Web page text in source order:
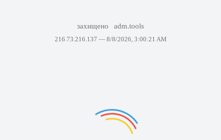
захищено adm.tools
216.73.216.137 — 8/8/2026, 3:00:21 AM